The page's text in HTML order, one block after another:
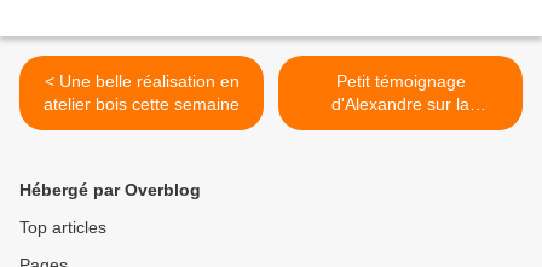
< Une belle réalisation en
atelier bois cette semaine
Petit témoignage
d'Alexandre sur la
réalisation de sa table >
Hébergé par Overblog
Top articles